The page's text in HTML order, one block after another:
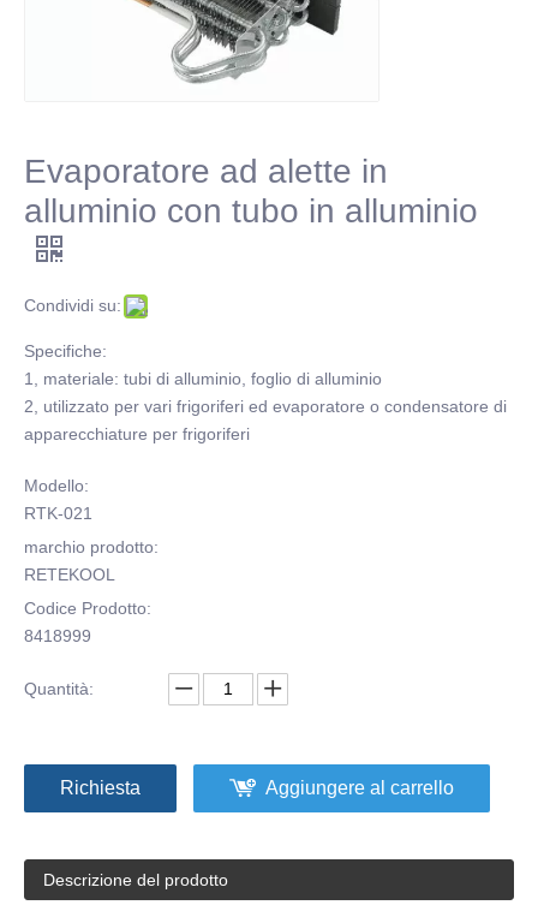
Evaporatore ad alette in
alluminio con tubo in alluminio
Condividi su:
Specifiche:
1, materiale: tubi di alluminio, foglio di alluminio
2, utilizzato per vari frigoriferi ed evaporatore o condensatore di
apparecchiature per frigoriferi
Modello:
RTK-021
marchio prodotto:
RETEKOOL
Codice Prodotto:
8418999
Quantità:
Richiesta Aggiungere al carrello
Descrizione del prodotto